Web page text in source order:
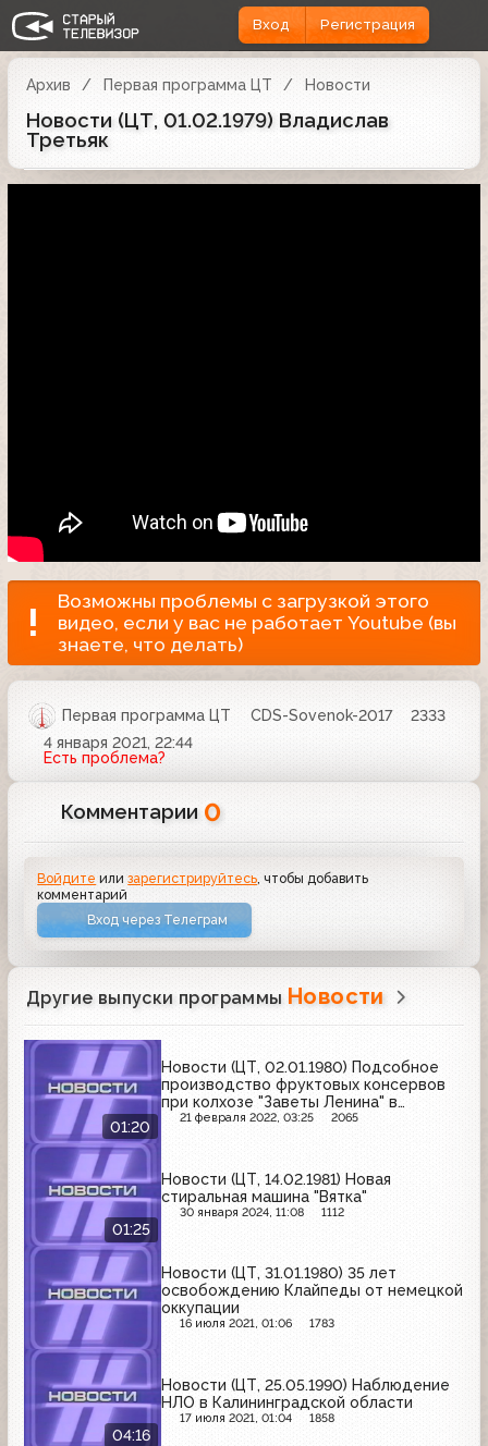
Вход Регистрация
Архив Первая программа ЦТ Новости
Новости (ЦТ, 01.02.1979) Владислав
Третьяк
Возможны проблемы с загрузкой этого
видео, если у вас не работает Youtube (вы
знаете, что делать)
Первая программа ЦТ CDS-Sovenok-2017
2333
4 января 2021, 22:44
Есть проблема?
Комментарии 0
Войдите илизарегистрируйтесь , чтобы добавить
комментарий
Вход через Телеграм
Другие выпуски программы Новости
01:20
Новости (ЦТ, 02.01.1980) Подсобное
производство фруктовых консервов
при колхозе "Заветы Ленина" в
Джанкойском районе Крыма
21 февраля 2022, 03:25 2065
01:25
Новости (ЦТ, 14.02.1981) Новая
стиральная машина "Вятка"
30 января 2024, 11:08 1112
Новости (ЦТ, 31.01.1980) 35 лет
освобождению Клайпеды от немецкой
оккупации
16 июля 2021, 01:06 1783
04:16
Новости (ЦТ, 25.05.1990) Наблюдение
НЛО в Калининградской области
17 июля 2021, 01:04 1858